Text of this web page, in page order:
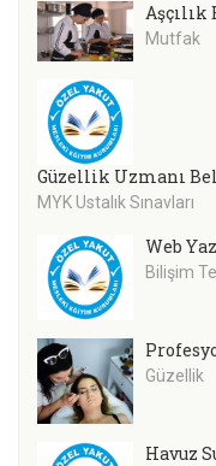
Mutfak
Güzellik Uzmanı
MYK Ustalık Sınavları
Web
Bilişim
Güzellik
Havuz